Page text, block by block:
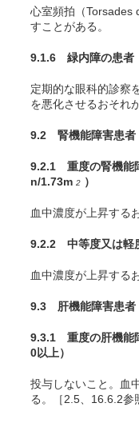
心室頻拍（Torsades
すことがある。
9.1.6 緑内障の患者
定期的な眼科的診察
を悪化させるおそれ
9.2 腎機能障害患者
9.2.1 重度の腎機能
n/1.73m 2 ）
血中濃度が上昇する
9.2.2 中等度又は軽
血中濃度が上昇する
9.3 肝機能障害患者
9.3.1 重度の肝機能
0以上）
投与しないこと。血
る。［2.5、16.6.2参